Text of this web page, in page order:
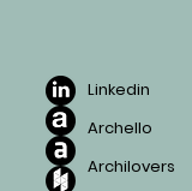
Linkedin
Archello
Archilovers